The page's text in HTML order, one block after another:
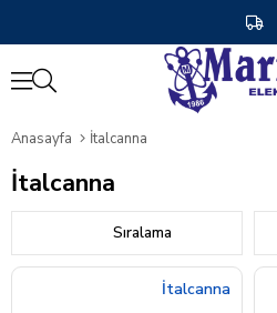
Anasayfa İtalcanna
İtalcanna
Sıralama
İtalcanna